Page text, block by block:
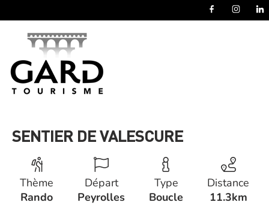
SENTIER DE VALESCURE
Thème
Rando
Départ
Peyrolles
Type
Boucle
Distance
11.3km